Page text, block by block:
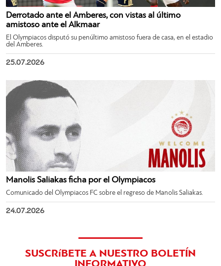
Derrotado ante el Amberes, con vistas al último
amistoso ante el Alkmaar
El Olympiacos disputó su penúltimo amistoso fuera de casa, en el estadio
del Amberes.
25.07.2026
Manolis Saliakas ficha por el Olympiacos
Comunicado del Olympiacos FC sobre el regreso de Manolis Saliakas.
24.07.2026
SUSCRíBETE A NUESTRO BOLETÍN